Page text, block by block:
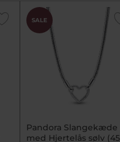
SALE
Pandora Slangekæde
med Hjertelås sølv (45